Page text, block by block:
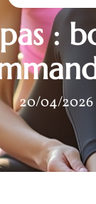
:
20/04/2026